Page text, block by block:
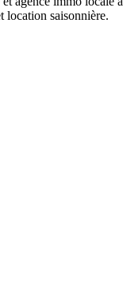
location saisonnière.